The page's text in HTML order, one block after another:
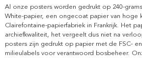
Al onze posters worden gedrukt op 240-
White-papier, een ongecoat papier van hoge
Clairefontaine-papierfabriek in Frankrijk. Het
archiefkwaliteit, het vergeelt dus niet na
posters zijn gedrukt op papier met de FSC-
milieulabels voor verantwoord bosbeheer.